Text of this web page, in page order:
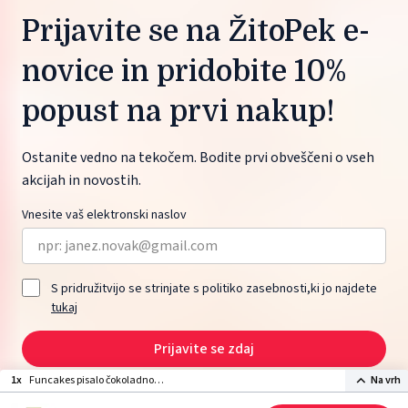
1x Funcakes pisalo čokoladno
črne barve 25g
Na vrh
Prijavite se na ŽitoPek e-
novice in pridobite 10%
popust na prvi nakup!
Ostanite vedno na tekočem. Bodite prvi obveščeni o vseh
akcijah in novostih.
Vnesite vaš elektronski naslov
S pridružitvijo se strinjate s politiko zasebnosti,ki jo najdete
tukaj
Prijavite se zdaj